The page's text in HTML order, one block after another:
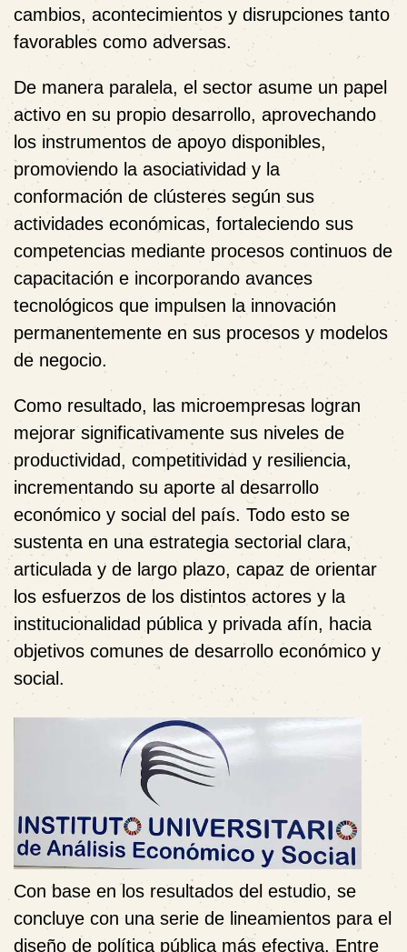
cambios, acontecimientos y disrupciones tanto
favorables como adversas.
De manera paralela, el sector asume un papel
activo en su propio desarrollo, aprovechando
los instrumentos de apoyo disponibles,
promoviendo la asociatividad y la
conformación de clústeres según sus
actividades económicas, fortaleciendo sus
competencias mediante procesos continuos de
capacitación e incorporando avances
tecnológicos que impulsen la innovación
permanentemente en sus procesos y modelos
de negocio.
Como resultado, las microempresas logran
mejorar significativamente sus niveles de
productividad, competitividad y resiliencia,
incrementando su aporte al desarrollo
económico y social del país. Todo esto se
sustenta en una estrategia sectorial clara,
articulada y de largo plazo, capaz de orientar
los esfuerzos de los distintos actores y la
institucionalidad pública y privada afín, hacia
objetivos comunes de desarrollo económico y
social.
Con base en los resultados del estudio, se
concluye con una serie de lineamientos para el
diseño de política pública más efectiva. Entre